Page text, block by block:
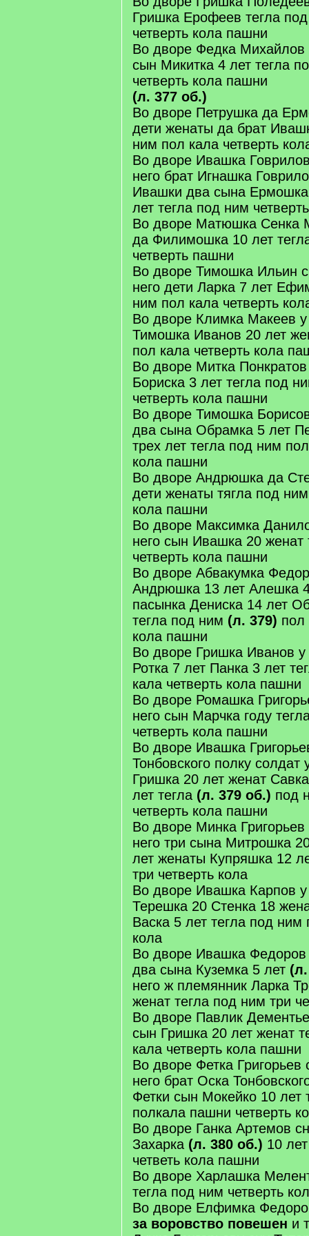
Гришка Ерофеев тегла
четверть кола пашни
Во дворе Федка Михайлов
сын Микитка 4 лет тегла
четверть кола пашни
(л. 377 об.)
Во дворе Петрушка да
дети женаты да брат
ним пол кала четверть
Во дворе Ивашка
него брат Игнашка
Ивашки два сына
лет тегла под ним
Во дворе Матюшка Сенка
да Филимошка 10 лет
четверть пашни
Во дворе Тимошка Ильин
него дети Ларка 7 лет
ним пол кала четверть
Во дворе Климка Макеев у
Тимошка Иванов 20 лет
пол кала четверть кола
Во дворе Митка
Бориска 3 лет тегла под
четверть кола пашни
Во дворе Тимошка
два сына Обрамка 5 лет
трех лет тегла под ним
кола пашни
Во дворе Андрюшка да
дети женаты тягла под
кола пашни
Во дворе Максимка
него сын Ивашка 20 женат
четверть кола пашни
Во дворе Абвакумка
Андрюшка 13 лет Алешка
пасынка Дениска 14 лет
тегла под ним (л. 379) пол
кола пашни
Во дворе Гришка Иванов у
Ротка 7 лет Панка 3 лет
кала четверть кола пашни
Во дворе Ромашка
него сын Марчка году
четверть кола пашни
Во дворе Ивашка
Тонбовского полку солдат
Гришка 20 лет женат
лет тегла (л. 379 об.) под
четверть кола пашни
Во дворе Минка
него три сына Митрошка
лет женаты Купряшка 12
три четверть кола
Во дворе Ивашка Карпов у
Терешка 20 Стенка 18
Васка 5 лет тегла под ним
кола
Во дворе Ивашка Федоров
два сына Куземка 5 лет
него ж племянник Ларка
женат тегла под ним три
Во дворе Павлик
сын Гришка 20 лет женат
кала четверть кола пашни
Во дворе Фетка Григорьев
него брат Оска
Фетки сын Мокейко 10 лет
полкала пашни четверть
Во дворе Ганка Артемов
Захарка (л. 380 об.) 10
четветь кола пашни
Во дворе Харлашка
тегла под ним четверть
Во дворе Елфимка
за воровство повешен и